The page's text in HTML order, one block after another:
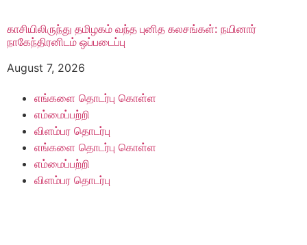
காசியிலிருந்து தமிழகம் வந்த புனித கலசங்கள்: நயினார்
நாகேந்திரனிடம் ஒப்படைப்பு
August 7, 2026
எங்களை தொடர்பு கொள்ள
எம்மைப்பற்றி
விளம்பர தொடர்பு
எங்களை தொடர்பு கொள்ள
எம்மைப்பற்றி
விளம்பர தொடர்பு